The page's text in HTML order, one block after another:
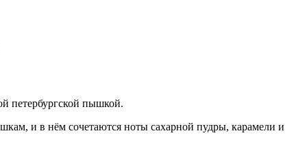
петербургской пышкой.
и в нём сочетаются ноты сахарной пудры, карамели и